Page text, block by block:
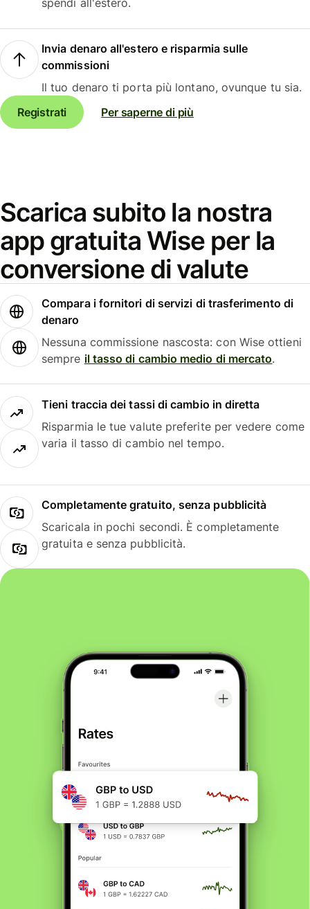
spendi all'estero.
Invia denaro all'estero e risparmia sulle
commissioni
Il tuo denaro ti porta più lontano, ovunque tu sia.
Registrati
Per saperne di più
Scarica subito la nostra
app gratuita Wise per la
conversione di valute
Compara i fornitori di servizi di trasferimento di
denaro
Nessuna commissione nascosta: con Wise ottieni
sempre il tasso di cambio medio di mercato.
Tieni traccia dei tassi di cambio in diretta
Risparmia le tue valute preferite per vedere come
varia il tasso di cambio nel tempo.
Completamente gratuito, senza pubblicità
Scaricala in pochi secondi. È completamente
gratuita e senza pubblicità.